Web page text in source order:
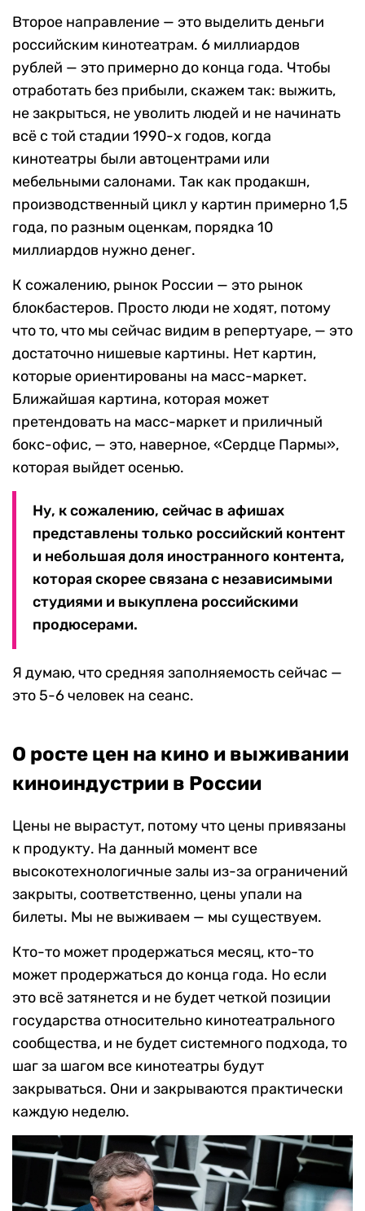
Второе направление — это выделить деньги
российским кинотеатрам. 6 миллиардов
рублей — это примерно до конца года. Чтобы
отработать без прибыли, скажем так: выжить,
не закрыться, не уволить людей и не начинать
всё с той стадии 1990-х годов, когда
кинотеатры были автоцентрами или
мебельными салонами. Так как продакшн,
производственный цикл у картин примерно 1,5
года, по разным оценкам, порядка 10
миллиардов нужно денег.
К сожалению, рынок России — это рынок
блокбастеров. Просто люди не ходят, потому
что то, что мы сейчас видим в репертуаре, — это
достаточно нишевые картины. Нет картин,
которые ориентированы на масс-маркет.
Ближайшая картина, которая может
претендовать на масс-маркет и приличный
бокс-офис, — это, наверное, «Сердце Пармы»,
которая выйдет осенью.
Ну, к сожалению, сейчас в афишах
представлены только российский контент
и небольшая доля иностранного контента,
которая скорее связана с независимыми
студиями и выкуплена российскими
продюсерами.
Я думаю, что средняя заполняемость сейчас —
это 5-6 человек на сеанс.
О росте цен на кино и выживании
киноиндустрии в России
Цены не вырастут, потому что цены привязаны
к продукту. На данный момент все
высокотехнологичные залы из-за ограничений
закрыты, соответственно, цены упали на
билеты. Мы не выживаем — мы существуем.
Кто-то может продержаться месяц, кто-то
может продержаться до конца года. Но если
это всё затянется и не будет четкой позиции
государства относительно кинотеатрального
сообщества, и не будет системного подхода, то
шаг за шагом все кинотеатры будут
закрываться. Они и закрываются практически
каждую неделю.